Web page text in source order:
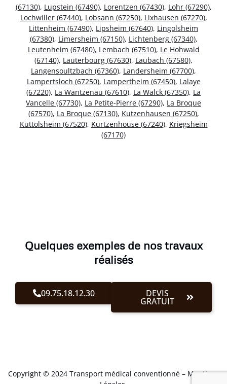
(67130), Lupstein (67490), Lorentzen (67430), Lohr (67290),
Lochwiller (67440), Lobsann (67250), Lixhausen (67270),
Littenheim (67490), Lipsheim (67640), Lingolsheim
(67380), Limersheim (67150), Lichtenberg (67340),
Leutenheim (67480), Lembach (67510), Le Hohwald
(67140), Lauterbourg (67630), Laubach (67580),
Langensoultzbach (67360), Landersheim (67700),
Lampertsloch (67250), Lampertheim (67450), Lalaye
(67220), La Wantzenau (67610), La Walck (67350), La
Vancelle (67730), La Petite-Pierre (67290), La Broque
(67570), La Broque (67130), Kutzenhausen (67250),
Kuttolsheim (67520), Kurtzenhouse (67240), Kriegsheim
(67170)
Quelques exemples de nos travaux
réalisés
09.75.18.12.30 DEVIS
GRATUIT
Copyright © 2024 Transport médical conventionné – Mentions